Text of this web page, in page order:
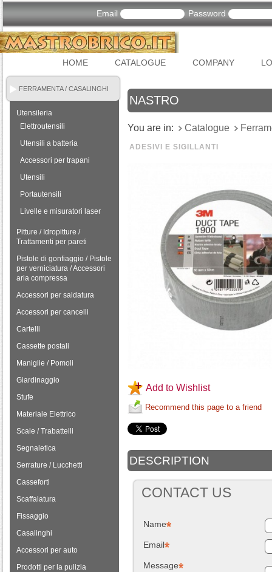
Email Password
HOME CATALOGUE COMPANY
FERRAMENTA / CASALINGHI
Utensileria
Elettroutensili
Utensili a batteria
Accessori per trapani
Utensili
Portautensili
Livelle e misuratori laser
Pitture / Idropitture /
Trattamenti per pareti
Pistole di gonfiaggio / Pistole
per verniciatura / Accessori
aria compressa
Accessori per saldatura
Accessori per cancelli
Cartelli
Cassette postali
Maniglie / Pomoli
Giardinaggio
Stufe
Materiale Elettrico
Scale / Trabattelli
Segnaletica
Serrature / Lucchetti
Casseforti
Scaffalatura
Fissaggio
Casalinghi
Accessori per auto
Prodotti per la pulizia
NASTRO
You are in: Catalogue
ADESIVI E SIGILLANTI
Add to Wishlist
Recommend this page to a friend
DESCRIPTION
CONTACT US
Name
Email
Message